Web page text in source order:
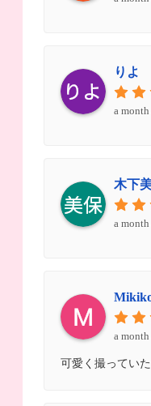
りよ
a month
木下
a month
a month
可愛く撮ってい